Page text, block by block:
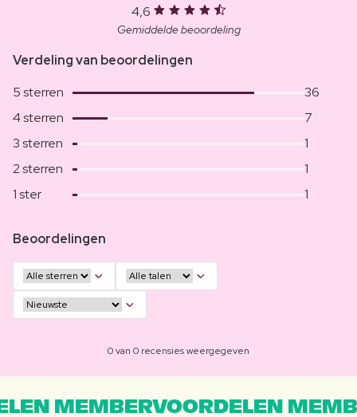
4,6
Gemiddelde beoordeling
Verdeling van beoordelingen
5 sterren
36
4 sterren
7
3 sterren
1
2 sterren
1
1 ster
1
Beoordelingen
0 van 0 recensies weergegeven
MEMBERVOORDELEN